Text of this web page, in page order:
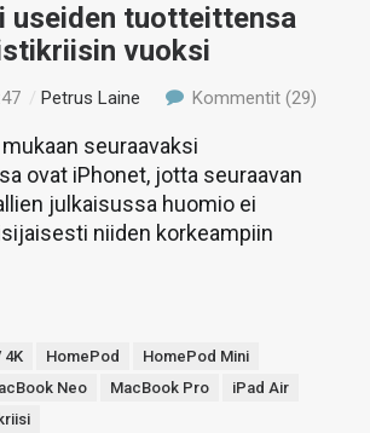
useiden tuotteittensa
vuoksi
/Petrus Laine Kommentit (29)
seuraavaksi
ovat iPhonet, jotta seuraavan
julkaisussa huomio ei
niiden korkeampiin
4K HomePod
HomePod Mini
Neo MacBook Pro
iPad Air